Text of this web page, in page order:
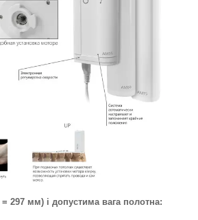
297 мм) і допустима вага полотна: